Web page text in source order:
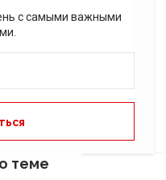
с самыми важными
теме